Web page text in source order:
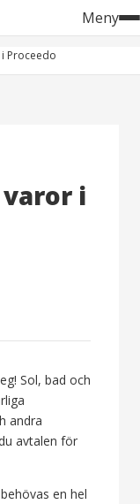
Meny
Proceedo
i
Sol, bad och
andra
avtalen för
en hel